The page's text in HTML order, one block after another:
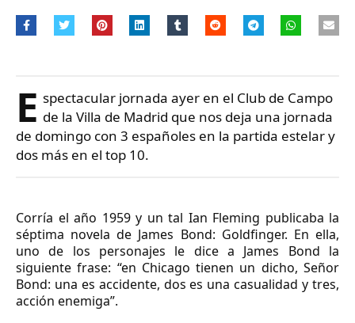
E spectacular jornada ayer en el Club de Campo
de la Villa de Madrid que nos deja una jornada
de domingo con 3 españoles en la partida estelar y
dos más en el top 10.
Corría el año 1959 y un tal Ian Fleming publicaba la
séptima novela de James Bond: Goldfinger. En ella,
uno de los personajes le dice a James Bond la
siguiente frase: “en Chicago tienen un dicho, Señor
Bond: una es accidente, dos es una casualidad y tres,
acción enemiga”.